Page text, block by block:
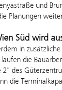
und
Planungen
Süd wird
in
die
2" des
die